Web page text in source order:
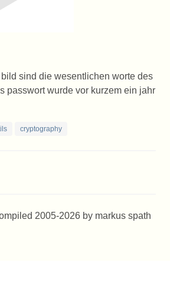
sind die wesentlichen worte des
passwort wurde vor kurzem ein jahr
cryptography
2005-2026 by markus spath